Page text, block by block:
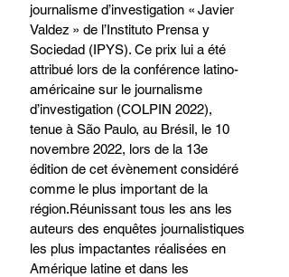
journalisme d’investigation « Javier
Valdez » de l’Instituto Prensa y
Sociedad (IPYS). Ce prix lui a été
attribué lors de la conférence latino-
américaine sur le journalisme
d’investigation (COLPIN 2022),
tenue à São Paulo, au Brésil, le 10
novembre 2022, lors de la 13e
édition de cet évènement considéré
comme le plus important de la
région.Réunissant tous les ans les
auteurs des enquêtes journalistiques
les plus impactantes réalisées en
Amérique latine et dans les